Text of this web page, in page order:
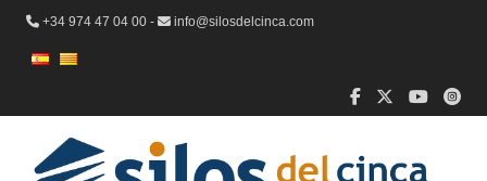
+34 974 47 04 00 - info@silosdelcinca.com